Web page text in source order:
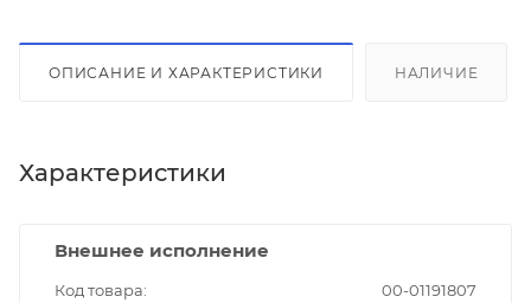
ОПИСАНИЕ И ХАРАКТЕРИСТИКИ НАЛИЧИЕ
Характеристики
Внешнее исполнение
Код товара 00-01191807